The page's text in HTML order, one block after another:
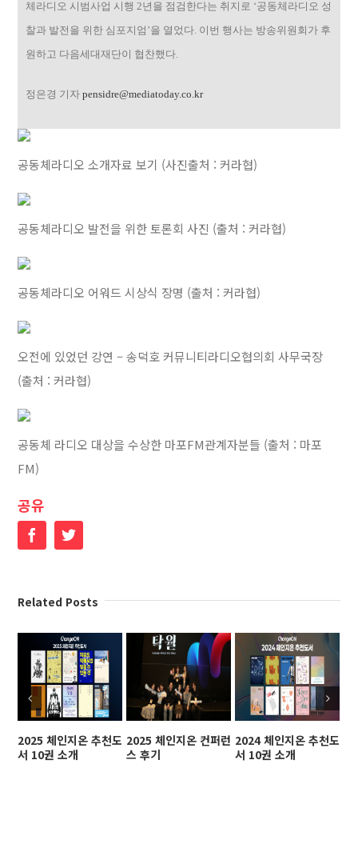
체라디오 시범사업 시행 2년을 점검한다는 취지로 ‘공동체라디오 성
찰과 발전을 위한 심포지엄’을 열었다. 이번 행사는 방송위원회가 후
원하고 다음세대재단이 협찬했다.
정은경 기자pensidre@mediatoday.co.kr
공동체라디오 소개자료 보기 (사진출처 : 커라협)
공동체라디오 발전을 위한 토론회 사진 (출처 : 커라협)
공동체라디오 어워드 시상식 장명 (출처 : 커라협)
오전에 있었던 강연 – 송덕호 커뮤니티라디오협의회 사무국장
(출처 : 커라협)
공동체 라디오 대상을 수상한 마포FM관계자분들 (출처 : 마포
FM)
공유
FacebookTwitter
Related Posts
2025 체인지온 추천도
서 10권 소개
2025 체인지온 컨퍼런
스 후기
2024 체인지온 추천도
서 10권 소개